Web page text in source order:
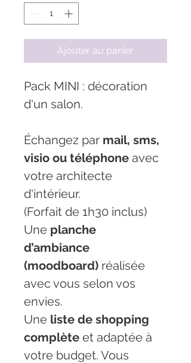
Ajouter au panier
Pack MINI : décoration
d'un salon.
Échangez par mail, sms,
visio ou téléphone avec
votre architecte
d'intérieur.
(Forfait de 1h30 inclus)
Une planche
d’ambiance
(moodboard) réalisée
avec vous selon vos
envies.
Une liste de shopping
complète et adaptée à
votre budget. Vous